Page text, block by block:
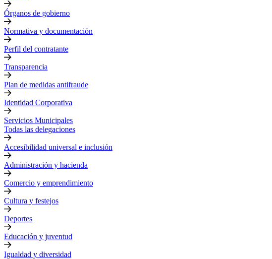
Órganos de gobierno
Normativa y documentación
Perfil del contratante
Transparencia
Plan de medidas antifraude
Identidad Corporativa
Servicios Municipales
Todas las delegaciones
Accesibilidad universal e inclusión
Administración y hacienda
Comercio y emprendimiento
Cultura y festejos
Deportes
Educación y juventud
Igualdad y diversidad